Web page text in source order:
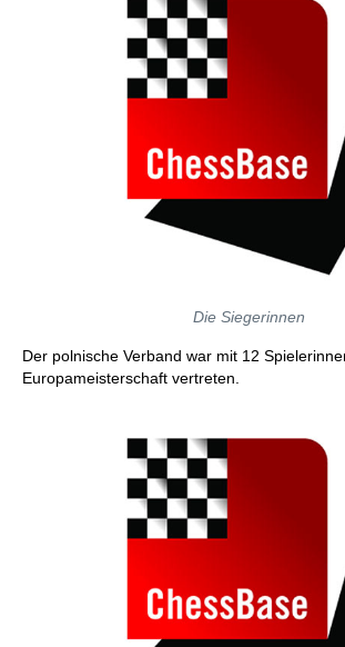
Die Siegerinnen
Der polnische Verband war mit 12
Europameisterschaft vertreten.